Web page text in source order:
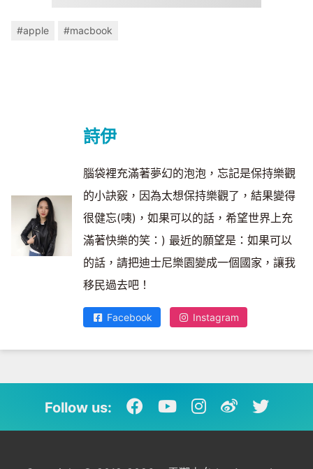
#apple #macbook
詩伊
腦袋裡充滿著夢幻的泡泡，忘記是保持樂觀
的小訣竅，因為太想保持樂觀了，結果變得
很健忘(咦)，如果可以的話，希望世界上充
滿著快樂的笑：) 最近的願望是：如果可以
的話，請把迪士尼樂園變成一個國家，讓我
移民過去吧！
Facebook Instagram
Follow us: